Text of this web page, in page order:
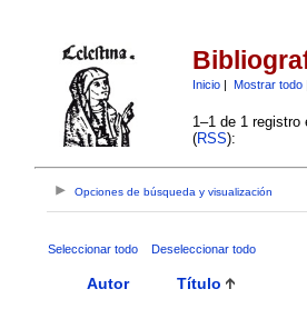
Inicio| Mostrar todo
1–1 de 1 registro
(RSS):
Opciones de búsqueda y visualización
Seleccionar todo Deseleccionar todo
Autor Título